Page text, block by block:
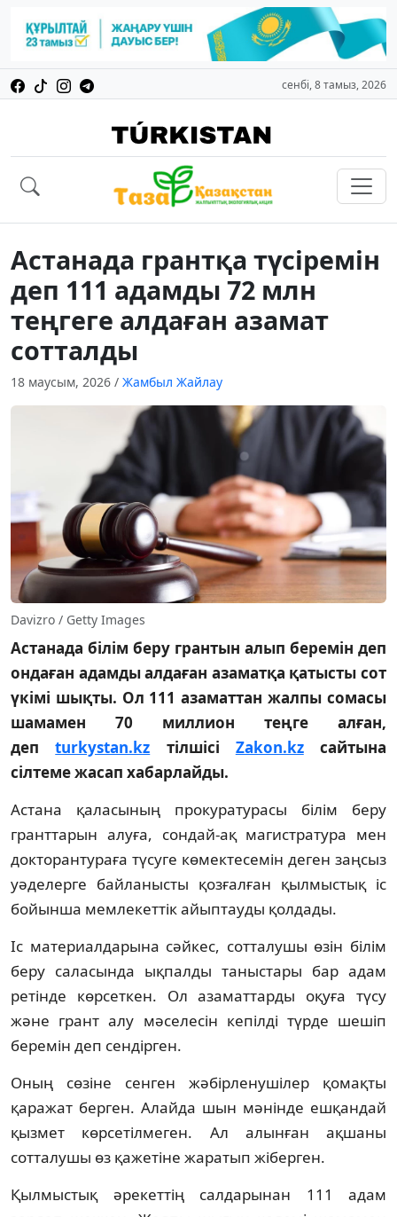
сенбі, 8 тамыз, 2026
Астанада грантқа түсіремін
деп 111 адамды 72 млн
теңгеге алдаған азамат
сотталды
18 маусым, 2026 / Жамбыл Жайлау
Davizro / Getty Images
Астанада білім беру грантын алып беремін деп
ондаған адамды алдаған азаматқа қатысты сот
үкімі шықты. Ол 111 азаматтан жалпы сомасы
шамамен 70 миллион теңге алған,
депturkystan.kz тілшісі Zakon.kzсайтына
сілтеме жасап хабарлайды.
Астана қаласының прокуратурасы білім беру
гранттарын алуға, сондай-ақ магистратура мен
докторантураға түсуге көмектесемін деген заңсыз
уәделерге байланысты қозғалған қылмыстық іс
бойынша мемлекеттік айыптауды қолдады.
Іс материалдарына сәйкес, сотталушы өзін білім
беру саласында ықпалды таныстары бар адам
ретінде көрсеткен. Ол азаматтарды оқуға түсу
және грант алу мәселесін кепілді түрде шешіп
беремін деп сендірген.
Оның сөзіне сенген жәбірленушілер қомақты
қаражат берген. Алайда шын мәнінде ешқандай
қызмет көрсетілмеген. Ал алынған ақшаны
сотталушы өз қажетіне жаратып жіберген.
Қылмыстық әрекеттің салдарынан 111 адам